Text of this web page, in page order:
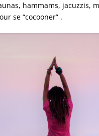
hammams, jacuzzis,
se “cocooner” .